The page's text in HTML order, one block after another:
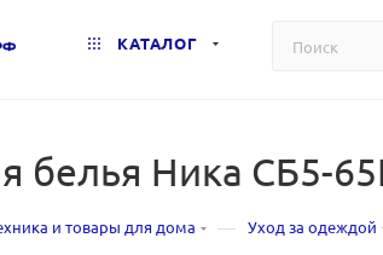
КАТАЛОГ
белья Ника СБ5-
и товары для дома — Уход за одеждой